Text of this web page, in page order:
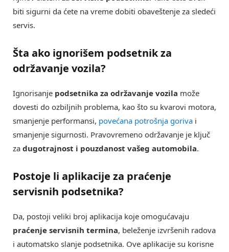
biti sigurni da ćete na vreme dobiti obaveštenje za sledeći
servis.
Šta ako ignorišem podsetnik za
održavanje vozila?
Ignorisanje podsetnika za održavanje vozila može
dovesti do ozbiljnih problema, kao što su kvarovi motora,
smanjenje performansi, povećana potrošnja goriva i
smanjenje sigurnosti. Pravovremeno održavanje je ključ
za dugotrajnost i pouzdanost vašeg automobila.
Postoje li aplikacije za praćenje
servisnih podsetnika?
Da, postoji veliki broj aplikacija koje omogućavaju
praćenje servisnih termina, beleženje izvršenih radova
i automatsko slanje podsetnika. Ove aplikacije su korisne